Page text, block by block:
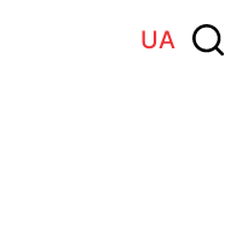
UA